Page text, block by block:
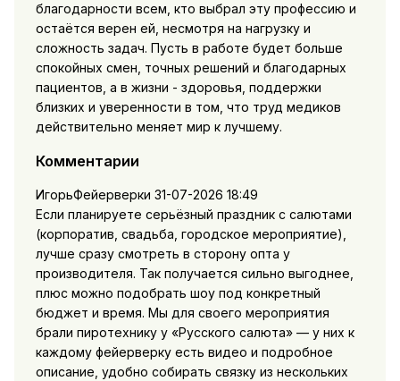
благодарности всем, кто выбрал эту профессию и
остаётся верен ей, несмотря на нагрузку и
сложность задач. Пусть в работе будет больше
спокойных смен, точных решений и благодарных
пациентов, а в жизни - здоровья, поддержки
близких и уверенности в том, что труд медиков
действительно меняет мир к лучшему.
Комментарии
ИгорьФейерверки 31-07-2026 18:49
Если планируете серьёзный праздник с салютами
(корпоратив, свадьба, городское мероприятие),
лучше сразу смотреть в сторону опта у
производителя. Так получается сильно выгоднее,
плюс можно подобрать шоу под конкретный
бюджет и время. Мы для своего мероприятия
брали пиротехнику у «Русского салюта» — у них к
каждому фейерверку есть видео и подробное
описание, удобно собирать связку из нескольких